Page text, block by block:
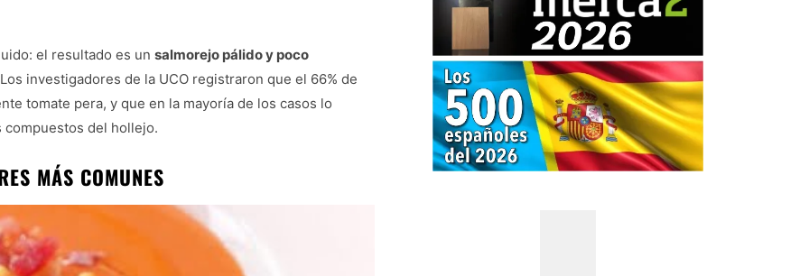
el resultado es un salmorejo pálido y poco
investigadores de la UCO registraron que el 66% de
tomate pera, y que en la mayoría de los casos lo
compuestos del hollejo.
MÁS COMUNES